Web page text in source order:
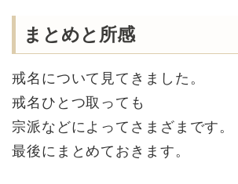
まとめと所感
戒名について見てきました。
戒名ひとつ取っても
宗派などによってさまざまです。
最後にまとめておきます。